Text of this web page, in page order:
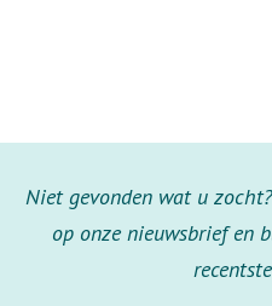
Niet gevonden wat u
op onze nieuwsbrief en